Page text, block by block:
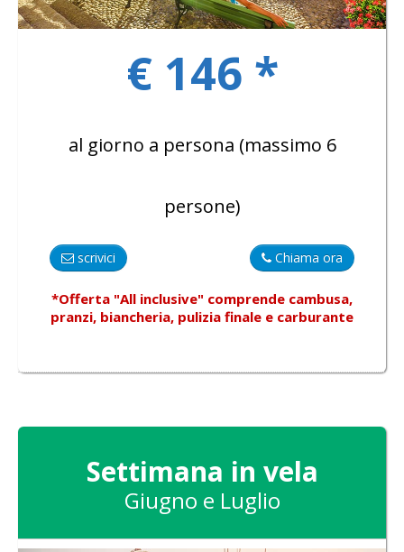
€ 146 *
al giorno a persona (massimo 6
persone)
Chiama ora
scrivici
*Offerta "All inclusive" comprende cambusa,
pranzi, biancheria, pulizia finale e carburante
Settimana in vela
Giugno e Luglio